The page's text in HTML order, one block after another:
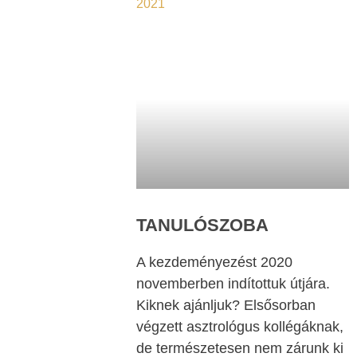
2021
TANULÓSZOBA
A kezdeményezést 2020
novemberben indítottuk útjára.
Kiknek ajánljuk? Elsősorban
végzett asztrológus kollégáknak,
de természetesen nem zárunk ki